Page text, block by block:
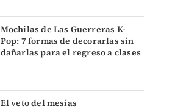
Mochilas de Las Guerreras K-
Pop: 7 formas de decorarlas sin
dañarlas para el regreso a clases
El veto del mesías